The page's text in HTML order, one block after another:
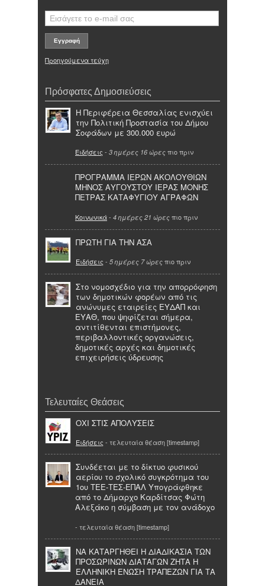
Προηγούμενα τεύχη
Πρόσφατες Δημοσιεύσεις
Η Περιφέρεια Θεσσαλίας ενισχύει
την Πολιτική Προστασία του Δήμου
Σοφάδων με 300.000 ευρώ
Ειδήσεις - 3 ημέρες 16 ώρες πιο πριν
ΠΡΟΓΡΑΜΜΑ ΙΕΡΩΝ ΑΚΟΛΟΥΘΙΩΝ
ΜΗΝΟΣ ΑΥΓΟΥΣΤΟΥ ΙΕΡΑΣ ΜΟΝΗΣ
ΠΕΤΡΑΣ ΚΑΤΑΦΥΓΙΟΥ ΑΓΡΑΦΩΝ
Κοινωνικά- 4 ημέρες 21 ώρες πιο πριν
ΠΡΩΤΗ ΓΙΑ ΤΗΝ ΑΣΑ
Ειδήσεις - 5 ημέρες 7 ώρες πιο πριν
Στο νομοσχέδιο για την απορρόφηση
των δημοτικών φορέων από τις
ανώνυμες εταιρείες ΕΥΔΑΠ και
ΕΥΑΘ, που ψηφίζεται σήμερα,
αντιτίθενται επιστήμονες,
περιβαλλοντικές οργανώσεις,
δημοτικές αρχές και δημοτικές
επιχειρήσεις ύδρευσης
Τελευταίες Θεάσεις
ΟΧΙ ΣΤΙΣ ΑΠΟΛΥΣΕΙΣ
Ειδήσεις - τελευταία θέαση [timestamp]
Συνδέεται με το δίκτυο φυσικού
αερίου το σχολικό συγκρότημα του
1ου ΤΕΕ-ΤΕΣ-ΕΠΑΛ Υπογράφθηκε
από το Δήμαρχο Καρδίτσας Φώτη
Αλεξάκο η σύμβαση με τον ανάδοχο
- τελευταία θέαση [timestamp]
ΝΑ ΚΑΤΑΡΓΗΘΕΙ Η ΔΙΑΔΙΚΑΣΙΑ ΤΩΝ
ΠΡΟΣΩΡΙΝΩΝ ΔΙΑΤΑΓΩΝ ΖΗΤΑ Η
ΕΛΛΗΝΙΚΗ ΕΝΩΣΗ ΤΡΑΠΕΖΩΝ ΓΙΑ ΤΑ
ΔΑΝΕΙΑ